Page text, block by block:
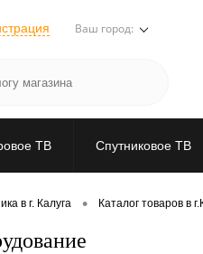
Ваш город:
ТВ Спутниковое ТВ
в г. Калуга • Каталог товаров в